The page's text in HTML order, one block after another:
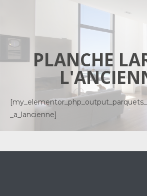
PLANCHE
_a_lancienne]